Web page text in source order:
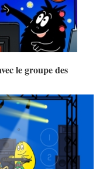
le groupe des